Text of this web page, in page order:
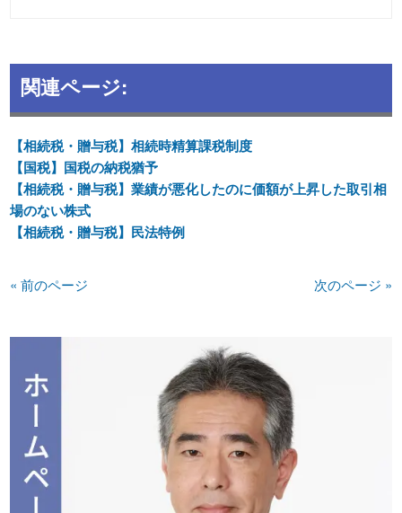
関連ページ:
【相続税・贈与税】相続時精算課税制度
【国税】国税の納税猶予
【相続税・贈与税】業績が悪化したのに価額が上昇した取引相
場のない株式
【相続税・贈与税】民法特例
« 前のページ 次のページ »